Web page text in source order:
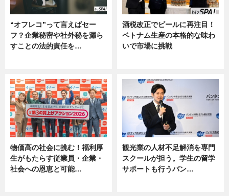
“オフレコ”って言えばセー
フ？企業秘密や社外秘を漏ら
すことの法的責任を…
酒税改正でビールに再注目！
ベトナム生産の本格的な味わ
いで市場に挑戦
物価高の社会に挑む！福利厚
生がもたらす従業員・企業・
社会への恩恵と可能…
観光業の人材不足解消を専門
スクールが担う。学生の留学
サポートも行うバン…